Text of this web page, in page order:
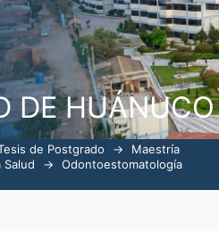
DE HUÁNUCO
de Postgrado →
Maestría
Salud →
Odontoestomatología